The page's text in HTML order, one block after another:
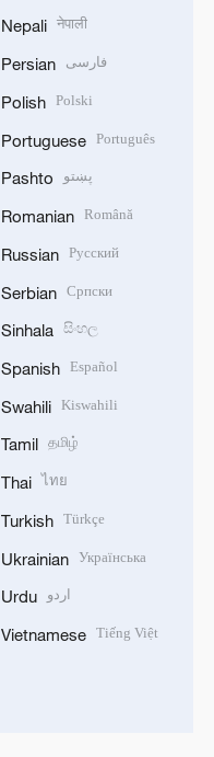
Nepali नेपाली
Persian فارسی
Polish Polski
Portuguese Português
Pashto پښتو
Romanian Română
Russian Русский
Serbian Српски
Sinhala සිංහල
Spanish Español
Swahili Kiswahili
Tamil தமிழ்
Thai ไทย
Turkish Türkçe
Ukrainian Українська
Urdu اردو
Vietnamese Tiếng Việt